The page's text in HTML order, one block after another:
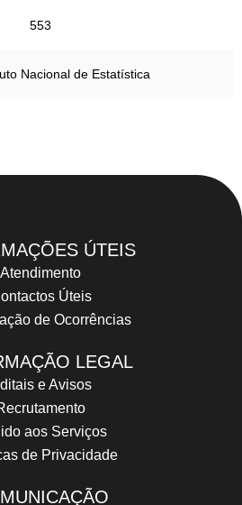
553
Nacional de Estatística
ÚTEIS
Atendimento
Úteis
de Ocorrências
LEGAL
e Avisos
aos Serviços
de Privacidade